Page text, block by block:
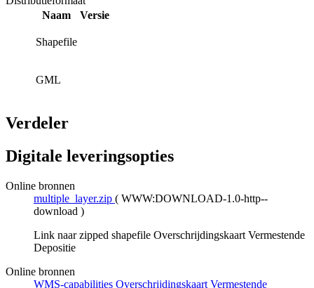
Naam
Versie
Shapefile
GML
Verdeler
Digitale leveringsopties
Online bronnen
multiple_layer.zip ( WWW:DOWNLOAD-1.0-http--
download )
Link naar zipped shapefile Overschrijdingskaart Vermestende
Depositie
Online bronnen
WMS-capabilities Overschrijdingskaart Vermestende